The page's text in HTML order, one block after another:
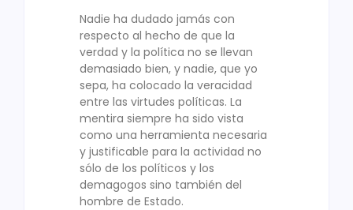
Nadie ha dudado jamás con
respecto al hecho de que la
verdad y la política no se llevan
demasiado bien, y nadie, que yo
sepa, ha colocado la veracidad
entre las virtudes políticas. La
mentira siempre ha sido vista
como una herramienta necesaria
y justificable para la actividad no
sólo de los políticos y los
demagogos sino también del
hombre de Estado.